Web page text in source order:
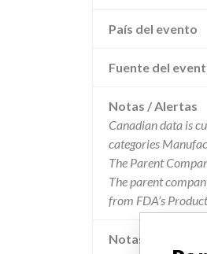
País del evento
Fuente del
Notas / Alertas
Canadian data is
categories
The Parent
The parent
from FDA’s
Notas